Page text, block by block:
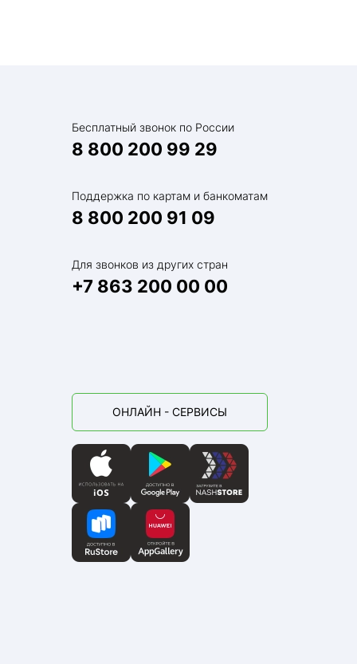
Бесплатный звонок по России
8 800 200 99 29
Поддержка по картам и банкоматам
8 800 200 91 09
Для звонков из других стран
+7 863 200 00 00
ОНЛАЙН - СЕРВИСЫ